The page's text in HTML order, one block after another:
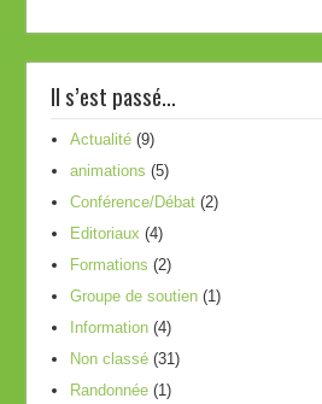
Il s’est passé…
Actualité (9)
animations (5)
Conférence/Débat (2)
Editoriaux (4)
Formations (2)
Groupe de soutien (1)
Information (4)
Non classé (31)
Randonnée (1)